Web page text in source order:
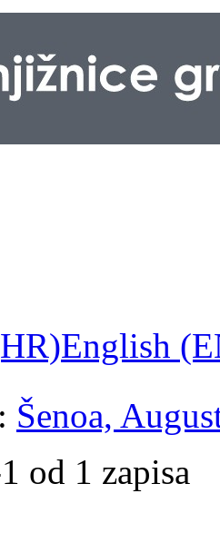
English
Šenoa,
od 1 zapisa